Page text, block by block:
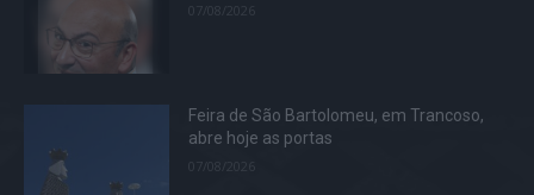
07/08/2026
Feira de São Bartolomeu, em Trancoso,
abre hoje as portas
07/08/2026